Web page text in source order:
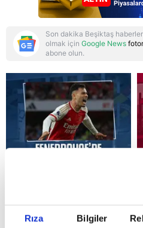
Rıza Bilgiler
Reddet
Son dakika Beşiktaş
olmak için Google News
abone olun.